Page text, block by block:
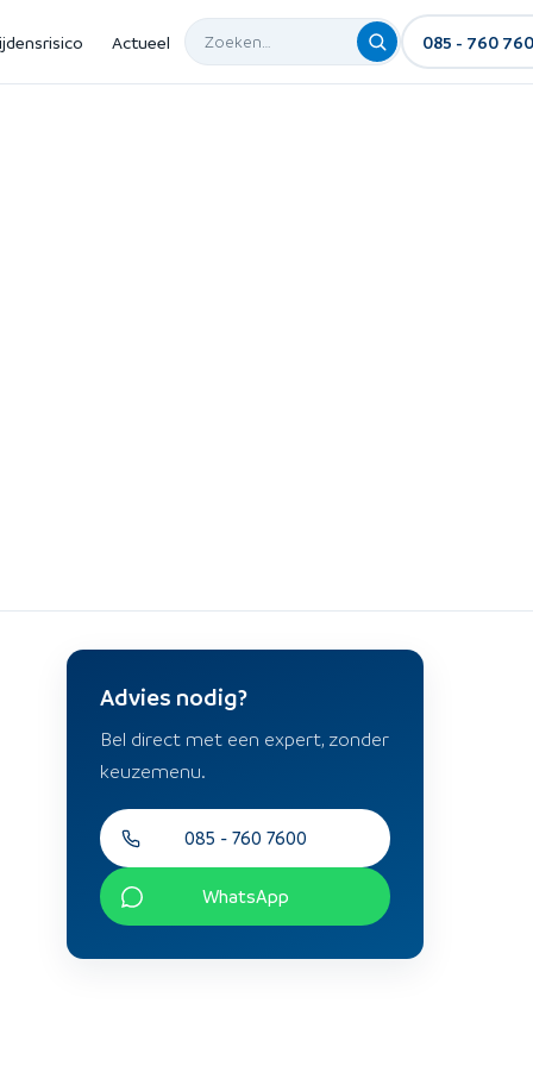
Actueel 085 - 760
Advies nodig?
Bel direct met een expert, zonder
keuzemenu.
085 - 760 7600
WhatsApp